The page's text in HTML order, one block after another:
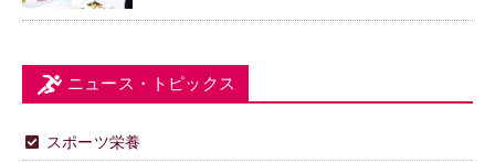
ニュース・トピックス
スポーツ栄養